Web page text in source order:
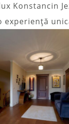
Konstancin
experiență